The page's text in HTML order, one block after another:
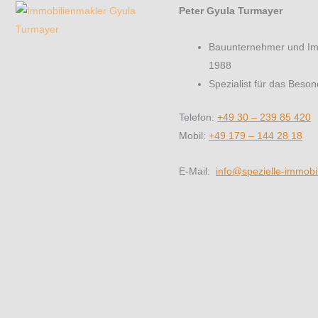
Peter Gyula Turmayer
Bauunternehmer und
1988
Spezialist für das
Telefon: +49 30 – 239 85 420
Mobil: +49 179 – 144 28 18
E-Mail: info@spezielle-